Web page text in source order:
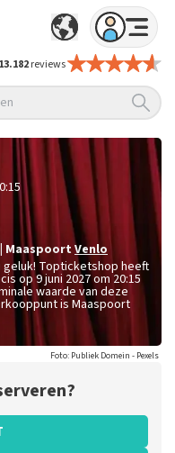
reviews
MaaspoortVenlo
geluk! Topticketshop heeft
op 9 juni 2027 om 20:15
waarde van deze
is Maaspoort
Foto: Publiek Domein - Pexels